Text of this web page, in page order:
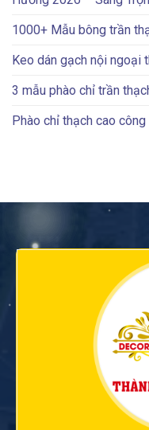
1000+ Mẫu bông trần
Keo dán gạch nội ngoại
3 mẫu phào chỉ trần
Phào chỉ thạch cao